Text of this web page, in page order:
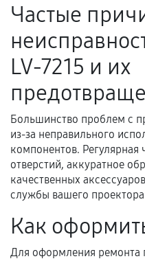
Акт выполненных
услуг и сроком
Документы на
и кассовый чек.
Расширенная
В некоторых случаях
расширенной
условия продления
фиксируются в
Частые
LV-7215 и их
Большинство проблем с
из-за неправильного
компонентов. Регулярная
отверстий, аккуратное
качественных
службы вашего
Как
Для оформления ремонта